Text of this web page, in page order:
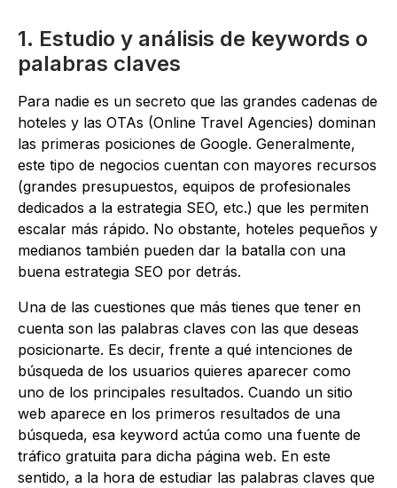
1. Estudio y análisis de keywords o
palabras claves
Para nadie es un secreto que las grandes cadenas de
hoteles y las OTAs (Online Travel Agencies) dominan
las primeras posiciones de Google. Generalmente,
este tipo de negocios cuentan con mayores recursos
(grandes presupuestos, equipos de profesionales
dedicados a la estrategia SEO, etc.) que les permiten
escalar más rápido. No obstante, hoteles pequeños y
medianos también pueden dar la batalla con una
buena estrategia SEO por detrás.
Una de las cuestiones que más tienes que tener en
cuenta son las palabras claves con las que deseas
posicionarte. Es decir, frente a qué intenciones de
búsqueda de los usuarios quieres aparecer como
uno de los principales resultados. Cuando un sitio
web aparece en los primeros resultados de una
búsqueda, esa keyword actúa como una fuente de
tráfico gratuita para dicha página web. En este
sentido, a la hora de estudiar las palabras claves que